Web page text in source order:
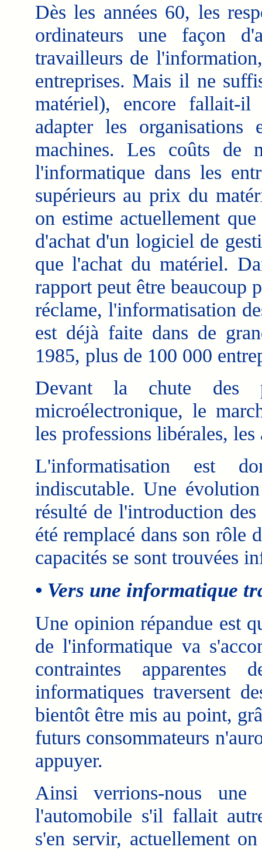
Dès les années 60, les
ordinateurs une façon
travailleurs de
entreprises. Mais il ne
matériel), encore fallait-
adapter les
machines. Les coûts de
l'informatique dans les
supérieurs au prix du
on estime actuellement
d'achat d'un logiciel de
que l'achat du matériel.
rapport peut être beaucoup
réclame, l'informatisation
est déjà faite dans de
1985, plus de 100 000
Devant la chute
microélectronique, le
les professions libérales,
L'informatisation est
indiscutable. Une
résulté de l'introduction
été remplacé dans son rôle
capacités se sont trouvées
• Vers une informatique
Une opinion répandue est
de l'informatique va
contraintes
informatiques traversent
bientôt être mis au point,
futurs consommateurs
appuyer.
Ainsi verrions-nous
l'automobile s'il fallait
s'en servir, actuellement